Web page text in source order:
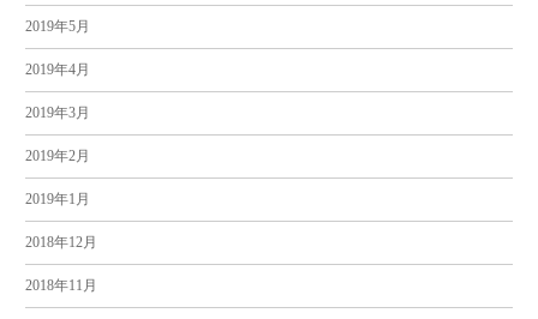
2019年5月
2019年4月
2019年3月
2019年2月
2019年1月
2018年12月
2018年11月